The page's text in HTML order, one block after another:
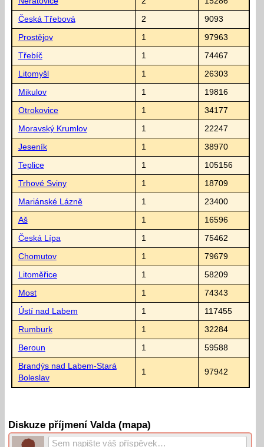
Česká Třebová 2 9093
Prostějov 1 97963
Třebíč 1 74467
Litomyšl 1 26303
Mikulov 1 19816
Otrokovice 1 34177
Moravský Krumlov 1 22247
Jeseník 1 38970
Teplice 1 105156
Trhové Sviny 1 18709
Mariánské Lázně 1 23400
Aš 1 16596
Česká Lípa 1 75462
Chomutov 1 79679
Litoměřice 1 58209
Most 1 74343
Ústí nad Labem 1 117455
Rumburk 1 32284
Beroun 1 59588
Brandýs nad Labem-Stará
Boleslav
1 97942
Diskuze příjmení Valda (mapa)